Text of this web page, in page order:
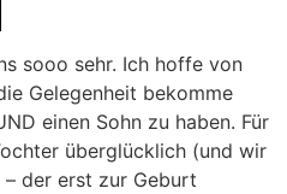
sooo sehr. Ich hoffe von
Gelegenheit bekomme
einen Sohn zu haben. Für
überglücklich (und wir
– der erst zur Geburt